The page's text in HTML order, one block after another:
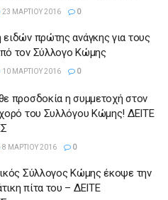
23 ΜΑΡΤΊΟΥ 2016 0
πρώτης ανάγκης για τους
τον Σύλλογο Κώμης
10 ΜΑΡΤΊΟΥ 2016 0
προσδοκία η συμμετοχή στον
του Συλλόγου Κώμης! ΔΕΙΤΕ
8 ΜΑΡΤΊΟΥ 2016 0
Σύλλογος Κώμης έκοψε την
πίτα του – ΔΕΙΤΕ